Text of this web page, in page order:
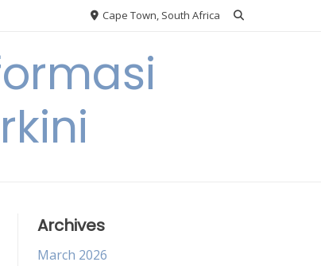
Cape Town, South Africa
Archives
March 2026